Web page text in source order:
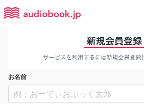
お名前